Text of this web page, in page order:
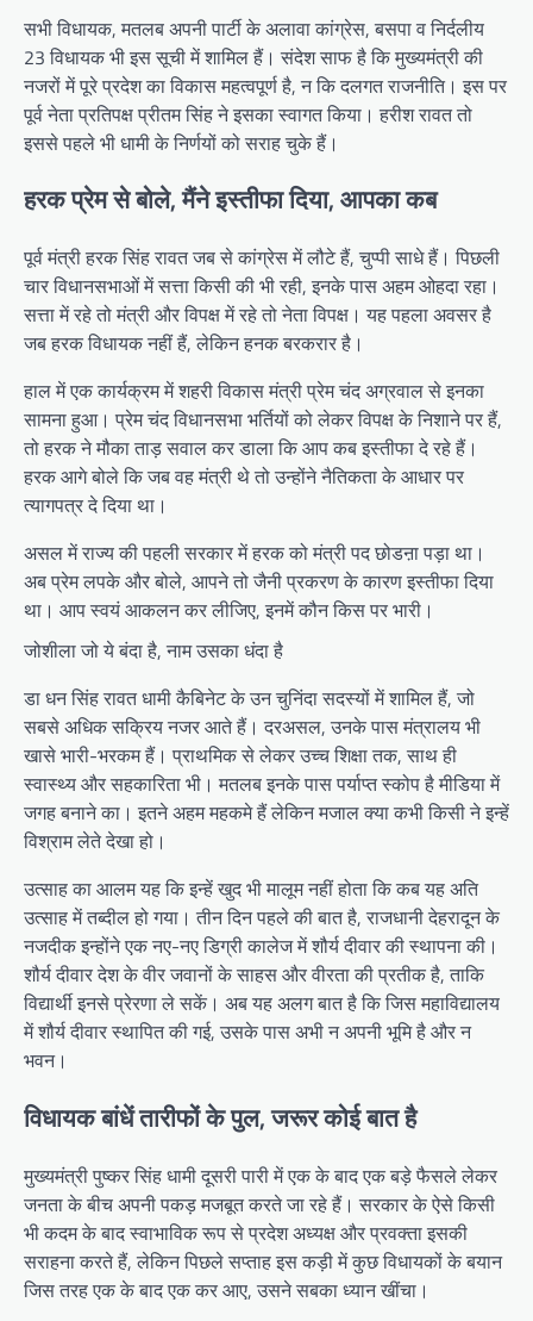
सभी विधायक, मतलब अपनी पार्टी के अलावा कांग्रेस, बसपा व निर्दलीय
23 विधायक भी इस सूची में शामिल हैं। संदेश साफ है कि मुख्यमंत्री की
नजरों में पूरे प्रदेश का विकास महत्वपूर्ण है, न कि दलगत राजनीति। इस पर
पूर्व नेता प्रतिपक्ष प्रीतम सिंह ने इसका स्वागत किया। हरीश रावत तो
इससे पहले भी धामी के निर्णयों को सराह चुके हैं।
हरक प्रेम से बोले, मैंने इस्तीफा दिया, आपका कब
पूर्व मंत्री हरक सिंह रावत जब से कांग्रेस में लौटे हैं, चुप्पी साधे हैं। पिछली
चार विधानसभाओं में सत्ता किसी की भी रही, इनके पास अहम ओहदा रहा।
सत्ता में रहे तो मंत्री और विपक्ष में रहे तो नेता विपक्ष। यह पहला अवसर है
जब हरक विधायक नहीं हैं, लेकिन हनक बरकरार है।
हाल में एक कार्यक्रम में शहरी विकास मंत्री प्रेम चंद अग्रवाल से इनका
सामना हुआ। प्रेम चंद विधानसभा भर्तियों को लेकर विपक्ष के निशाने पर हैं,
तो हरक ने मौका ताड़ सवाल कर डाला कि आप कब इस्तीफा दे रहे हैं।
हरक आगे बोले कि जब वह मंत्री थे तो उन्होंने नैतिकता के आधार पर
त्यागपत्र दे दिया था।
असल में राज्य की पहली सरकार में हरक को मंत्री पद छोडऩा पड़ा था।
अब प्रेम लपके और बोले, आपने तो जैनी प्रकरण के कारण इस्तीफा दिया
था। आप स्वयं आकलन कर लीजिए, इनमें कौन किस पर भारी।
जोशीला जो ये बंदा है, नाम उसका धंदा है
डा धन सिंह रावत धामी कैबिनेट के उन चुनिंदा सदस्यों में शामिल हैं, जो
सबसे अधिक सक्रिय नजर आते हैं। दरअसल, उनके पास मंत्रालय भी
खासे भारी-भरकम हैं। प्राथमिक से लेकर उच्च शिक्षा तक, साथ ही
स्वास्थ्य और सहकारिता भी। मतलब इनके पास पर्याप्त स्कोप है मीडिया में
जगह बनाने का। इतने अहम महकमे हैं लेकिन मजाल क्या कभी किसी ने इन्हें
विश्राम लेते देखा हो।
उत्साह का आलम यह कि इन्हें खुद भी मालूम नहीं होता कि कब यह अति
उत्साह में तब्दील हो गया। तीन दिन पहले की बात है, राजधानी देहरादून के
नजदीक इन्होंने एक नए-नए डिग्री कालेज में शौर्य दीवार की स्थापना की।
शौर्य दीवार देश के वीर जवानों के साहस और वीरता की प्रतीक है, ताकि
विद्यार्थी इनसे प्रेरणा ले सकें। अब यह अलग बात है कि जिस महाविद्यालय
में शौर्य दीवार स्थापित की गई, उसके पास अभी न अपनी भूमि है और न
भवन।
विधायक बांधें तारीफों के पुल, जरूर कोई बात है
मुख्यमंत्री पुष्कर सिंह धामी दूसरी पारी में एक के बाद एक बड़े फैसले लेकर
जनता के बीच अपनी पकड़ मजबूत करते जा रहे हैं। सरकार के ऐसे किसी
भी कदम के बाद स्वाभाविक रूप से प्रदेश अध्यक्ष और प्रवक्ता इसकी
सराहना करते हैं, लेकिन पिछले सप्ताह इस कड़ी में कुछ विधायकों के बयान
जिस तरह एक के बाद एक कर आए, उसने सबका ध्यान खींचा।